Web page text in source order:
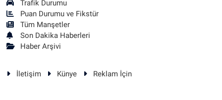
Trafik Durumu
Puan Durumu ve Fikstür
Tüm Manşetler
Son Dakika Haberleri
Haber Arşivi
İletişim Künye Reklam İçin